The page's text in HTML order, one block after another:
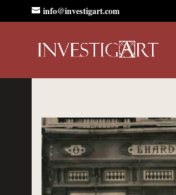
info@investigart.com